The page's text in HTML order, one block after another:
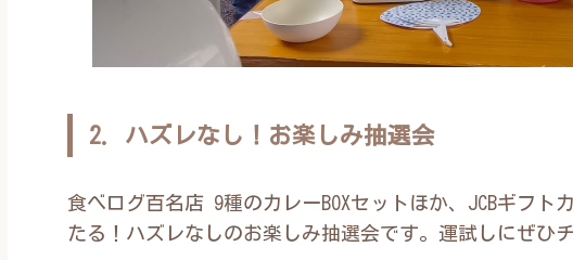
2. ハズレなし！お楽しみ抽選会
食べログ百名店 9種のカレーBOXセットほか、JCBギフ
たる！ハズレなしのお楽しみ抽選会です。運試しにぜひチ